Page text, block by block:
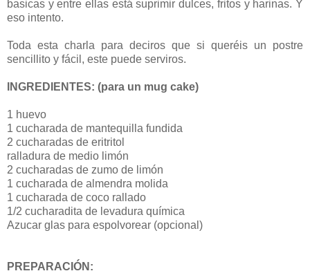
basicas y entre ellas está suprimir dulces, fritos y harinas. Y
eso intento.
Toda esta charla para deciros que si queréis un postre
sencillito y fácil, este puede serviros.
INGREDIENTES: (para un mug cake)
1 huevo
1 cucharada de mantequilla fundida
2 cucharadas de eritritol
ralladura de medio limón
2 cucharadas de zumo de limón
1 cucharada de almendra molida
1 cucharada de coco rallado
1/2 cucharadita de levadura química
Azucar glas para espolvorear (opcional)
PREPARACIÓN: